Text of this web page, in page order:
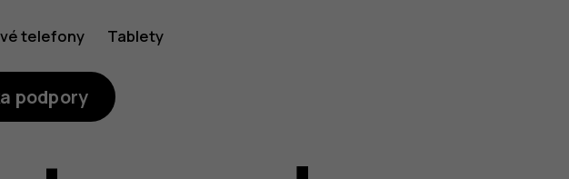
telefony Tablety
podpory